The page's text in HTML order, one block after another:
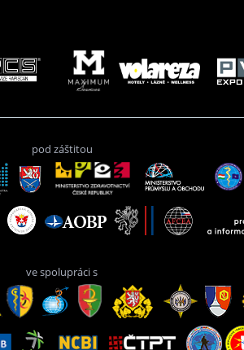
pod záštitou
ve spolupráci s